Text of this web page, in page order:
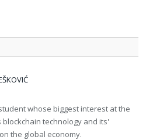
whose biggest interest at the
blockchain technology and its'
the global economy.